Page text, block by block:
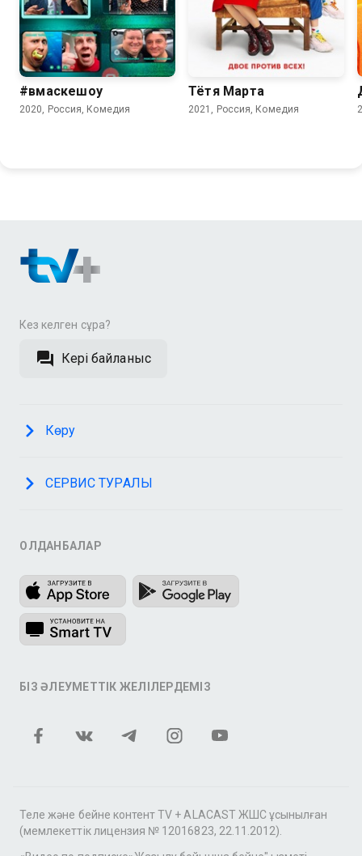
6.4
#вмаскешоу
2020, Россия, Комедия
8.3
Тётя Марта
2021, Россия, Комедия
Кез келген сұрақ?
Кері байланыс
Көру
СЕРВИС ТУРАЛЫ
ҚОЛДАНБАЛАР
БІЗ ӘЛЕУМЕТТІК ЖЕЛІЛЕРДЕМІЗ
Теле және бейне контент TV + ALACAST ЖШС ұсынылған
(мемлекеттік лицензия № 12016823, 22.11.2012).